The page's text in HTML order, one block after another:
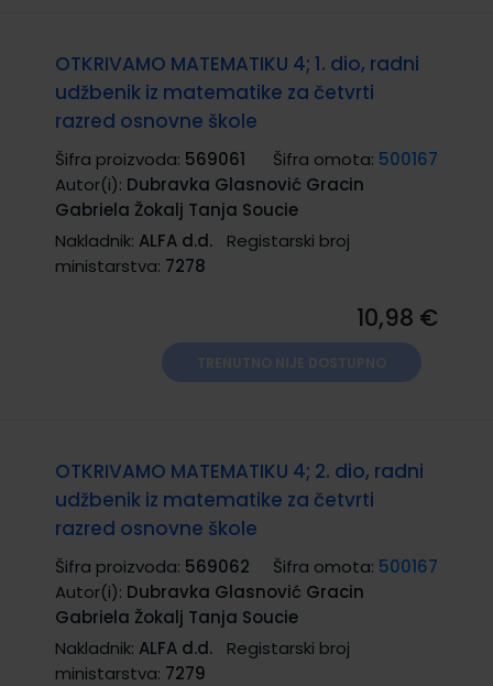
OTKRIVAMO MATEMATIKU 4; 1. dio, radni
udžbenik iz matematike za četvrti
razred osnovne škole
Šifra proizvoda: 569061 Šifra omota: 500167
Autor(i): Dubravka Glasnović Gracin
Gabriela Žokalj Tanja Soucie
Nakladnik: ALFA d.d.
Registarski broj
ministarstva: 7278
10,98 €
OTKRIVAMO MATEMATIKU 4; 2. dio, radni
udžbenik iz matematike za četvrti
razred osnovne škole
Šifra proizvoda: 569062 Šifra omota: 500167
Autor(i): Dubravka Glasnović Gracin
Gabriela Žokalj Tanja Soucie
Nakladnik: ALFA d.d.
Registarski broj
ministarstva: 7279